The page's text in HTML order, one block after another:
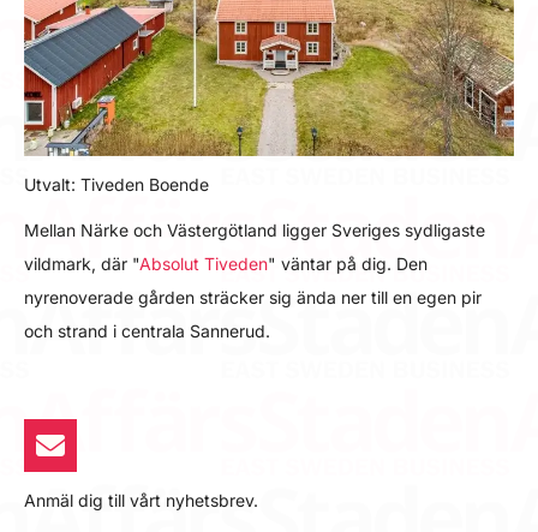
Utvalt: Tiveden Boende
Mellan Närke och Västergötland ligger Sveriges sydligaste
vildmark, där "Absolut Tiveden" väntar på dig. Den
nyrenoverade gården sträcker sig ända ner till en egen pir
och strand i centrala Sannerud.
Anmäl dig till vårt nyhetsbrev.